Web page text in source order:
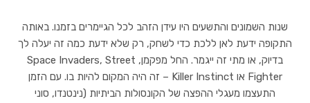
שנות השמונים והתשעים היו עידן הזהב לכל הגיימרים בזמנו. באותה
התקופה ידעת לאן ללכת כדי לשחק, רק שלא ידעת כמה זה יעלה לך
בדיוק, או מתי זה ייגמר. החל מפקמן, Space Invaders, Street
Fighter או Killer Instinct – זה היה המקום להיות בו. עם הזמן
התעצמו מעגלי ההפצה של הקונסולות הביתיות (נינטנדו, סוני